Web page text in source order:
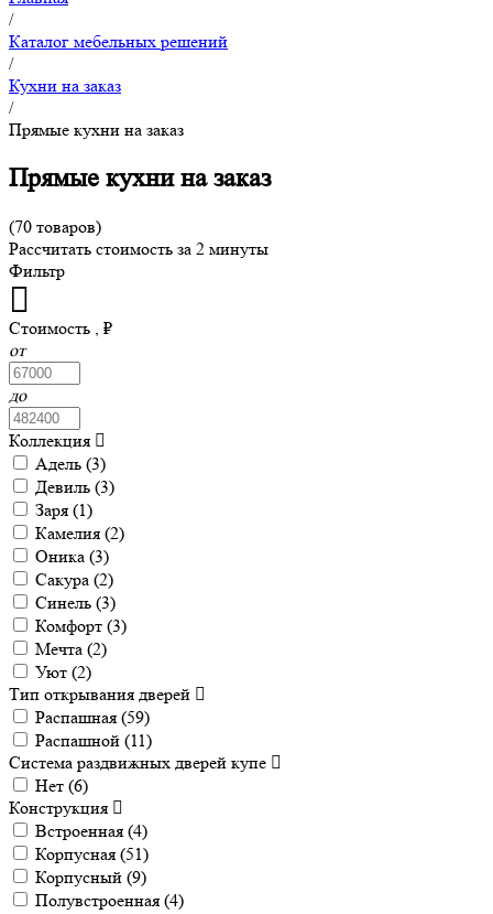
/
Каталог мебельных решений
/
Кухни на заказ
/
Прямые кухни на заказ
Прямые кухни на заказ
(70 товаров)
Рассчитать стоимость за 2 минуты
Фильтр
Стоимость , ₽
от
до
Коллекция
Адель (3)
Девиль (3)
Заря (1)
Камелия (2)
Оника (3)
Сакура (2)
Синель (3)
Комфорт (3)
Мечта (2)
Уют (2)
Тип открывания дверей
Распашная (59)
Распашной (11)
Система раздвижных дверей купе
Нет (6)
Конструкция
Встроенная (4)
Корпусная (51)
Корпусный (9)
Полувстроенная (4)